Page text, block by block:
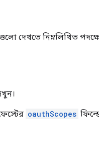
দেখতে নিম্নলিখিত
oauthScopes